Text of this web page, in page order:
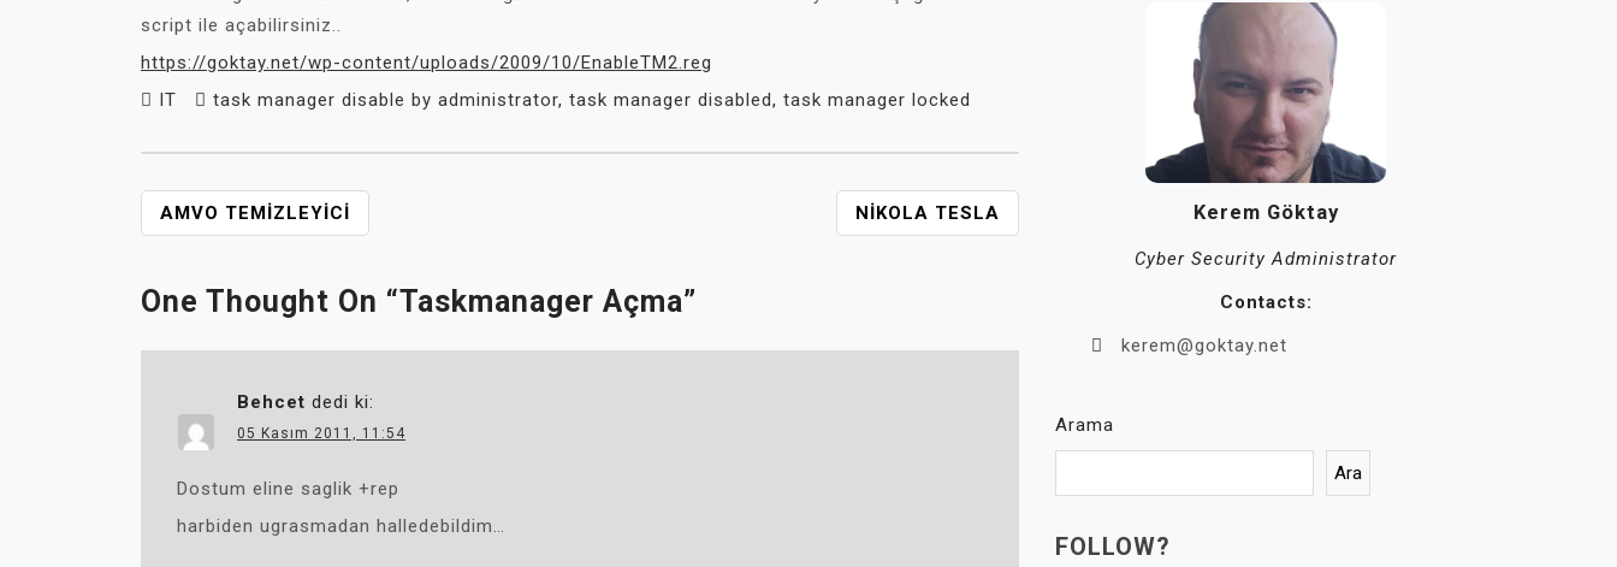
script ile açabilirsiniz..
https://goktay.net/wp-content/uploads/2009/10/EnableTM2.reg
IT
task manager disable by administrator, task manager disabled, task manager locked
YAZI
GEZINMESI
AMVO TEMIZLEYICI NIKOLA TESLA
One Thought On “Taskmanager Açma”
Behcet dedi ki:
05 Kasım 2011, 11:54
Dostum eline saglik +rep
harbiden ugrasmadan halledebildim…
Kerem Göktay
Cyber Security Administrator
Contacts:
kerem@goktay.net
Arama
Ara
FOLLOW?